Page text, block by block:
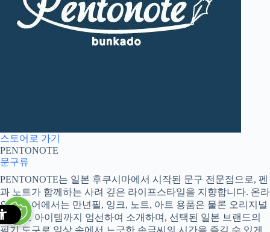
스토어로 가기
PENTONOTE
문구류
PENTONOTE는 일본 후쿠시마에서 시작된 문구 전문점으로, 펜
과 노트가 함께하는 사려 깊은 라이프스타일을 지향합니다. 온라
인 스토어에서는 만년필, 잉크, 노트, 아트 용품은 물론 오리지널
·콜라보 아이템까지 엄선하여 소개하며, 선택된 일본 브랜드의
필기 도구로 일상 속에서 느긋한 손글씨의 시간을 즐길 수 있게